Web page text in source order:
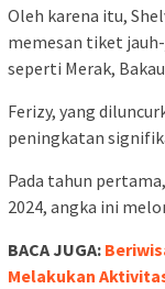
Oleh karena itu,
memesan tiket
seperti Merak,
Ferizy, yang
peningkatan
Pada tahun
2024, angka ini
BACA JUGA:
Melakukan